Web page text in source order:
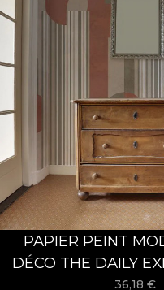
PAPIER PEINT
DÉCO THE DAILY
VLADILA
36,18 €